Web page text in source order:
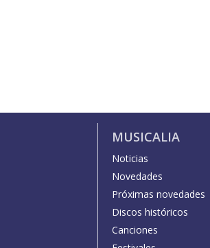
MUSICALIA
Noticias
Novedades
Próximas novedades
Discos históricos
Canciones